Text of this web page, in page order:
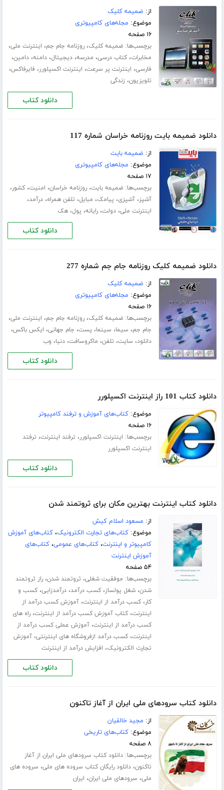
از: ضمیمه کلیک
موضوع: مجله‌های کامپیوتری
۱۶ صفحه
برچسب‌ها:ضمیمه کلیک،روزنامه جام جم، اینترنت ملی،
مخابرات،کتاب درسی، مدرسه،دیجیتال،دامنه،دامین،
فارسی، اینترنت پر سرعت، اینترنت اکسپلورر، فایرفاکس،
تلویزیون، زندگی
دانلود کتاب
دانلود ضمیمه بایت روزنامه خراسان شماره 117
از: ضمیمه بایت
موضوع: مجله‌های کامپیوتری
۱۷ صفحه
برچسب‌ها:ضمیمه بایت،روزنامه خراسان، امنیت،کشور،
آشپز،آشپزی، پیامک، مبایل، تلفن همراه،درآمد،
اینترنت ملی،دولت،رایانه، پول،هک
دانلود کتاب
دانلود ضمیمه کلیک روزنامه جام جم شماره 277
از: ضمیمه کلیک
موضوع: مجله‌های کامپیوتری
۱۶ صفحه
برچسب‌ها:ضمیمه کلیک،روزنامه جام جم، اینترنت ملی،
جام جم، سیما، سینما، پست، جام جهانی، ایکس باکس،
دانلود، سایت، تلفن، ماکروسافت،دنیا، وب
دانلود کتاب
دانلود کتاب 101 راز اینترنت اکسپلورر
موضوع:کتاب‌های آموزش و ترفند کامپیوتر
۱۶ صفحه
برچسب‌ها: اینترنت اکسپلورر، ترفند اینترنت، ترفتد
اینترنت اکسپلورر
دانلود کتاب
دانلود کتاب اینترنت بهترین مکان برای ثروتمند شدن
از: مسعود اسلام کیش
موضوع:کتاب‌های تجارت الکترونیک،کتاب‌های آموزش
کامپیوتر و اینترنت،کتاب‌های عمومی،کتاب‌های
آموزش اینترنت
۵۴ صفحه
برچسب‌ها: موفقیت شغلی، ثروتمند شدن،راز ثروتمند
شدن،شغل پولساز،کسب درآمد،درآمدزایی،کسب و
کار،کسب درآمد از اینترنت،آموزش کسب درآمد از
اینترنت،کتاب آموزش کسب درآمد از اینترنت،راه های
کسب درآمد از اینترنت،آموزش عملی کسب درآمد از
اینترنت،کسب درآمد ازفروشگاه های اینترنتی،آموزش
تجارت الکترونیک، افزایش درآمد از اینترنت
دانلود کتاب
دانلود کتاب سرود‌های ملی ایران از آغاز تاکنون
از: مجید خالقیان
موضوع:کتاب‌های تاریخی
۸ صفحه
برچسب‌ها:دانلود کتاب سرود‌های ملی ایران از آغاز
تاکنون،دانلود رایگان کتاب سروده های ملی، سروده های
ملی، سرود‌‌های ملی ایران، ایران